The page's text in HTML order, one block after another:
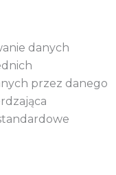
danych
przez danego